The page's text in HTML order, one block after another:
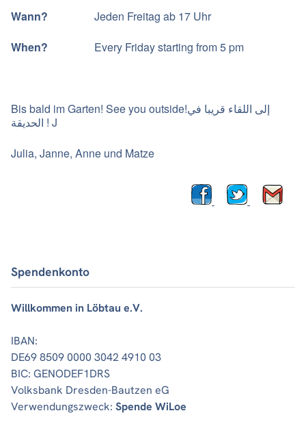
Wann?
Jeden Freitag ab 17 Uhr
When? Every Friday starting from 5 pm
Bis bald im Garten! See you outside!إلى اللقاء قريبا في
الحديقة ! J
Julia, Janne, Anne und Matze
Spendenkonto
Willkommen in Löbtau e.V.
IBAN:
DE69 8509 0000 3042 4910 03
BIC: GENODEF1DRS
Volksbank Dresden-Bautzen eG
Verwendungszweck: Spende WiLoe